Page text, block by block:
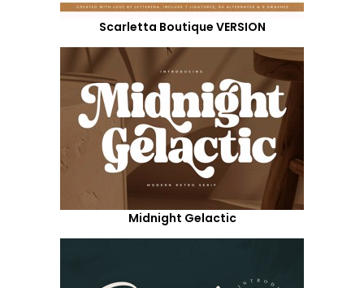
Scarletta Boutique VERSION
Midnight Gelactic